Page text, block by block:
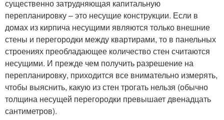
существенно затрудняющая капитальную
перепланировку – это несущие конструкции. Если в
домах из кирпича несущими являются только внешние
стены и перегородки между квартирами, то в панельных
строениях преобладающее количество стен считаются
несущими. И прежде чем получить разрешение на
перепланировку, приходится все внимательно измерять,
чтобы выяснить, какую из стен трогать нельзя (обычно
толщина несущей перегородки превышает двенадцать
сантиметров).